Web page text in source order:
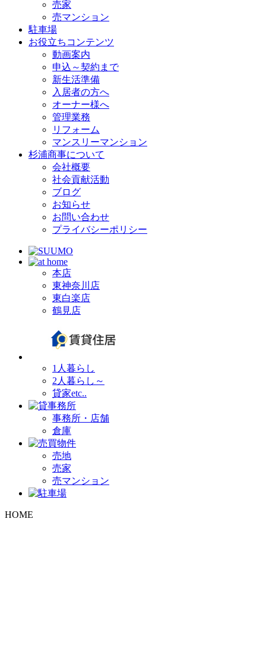
売家
売マンション
駐車場
お役立ちコンテンツ
動画案内
申込～契約まで
新生活準備
入居者の方へ
オーナー様へ
管理業務
リフォーム
マンスリーマンション
杉浦商事について
会社概要
社会貢献活動
ブログ
お知らせ
お問い合わせ
プライバシーポリシー
本店
東神奈川店
東白楽店
鶴見店
1人暮らし
2人暮らし～
貸家etc..
事務所・店舗
倉庫
売地
売家
売マンション
HOME